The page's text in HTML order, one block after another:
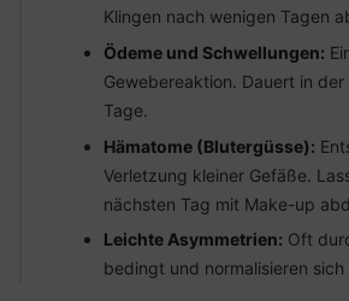
Klingen nach wenigen Tagen
Ödeme und Schwellungen:
Gewebereaktion. Dauert in
Tage.
Hämatome (Blutergüsse):
Verletzung kleiner Gefäße.
nächsten Tag mit Make-up
Leichte Asymmetrien: Oft
bedingt und normalisieren sich